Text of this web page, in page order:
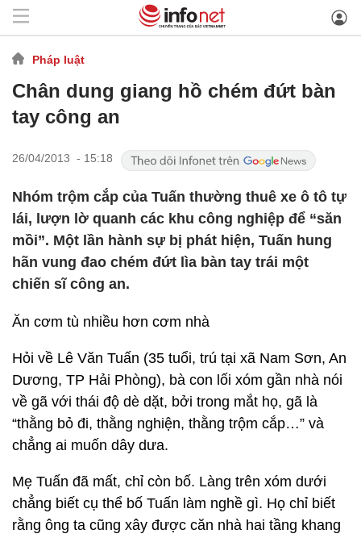
Pháp luật
Chân dung giang hồ chém đứt bàn
tay công an
26/04/2013 - 15:18
Nhóm trộm cắp của Tuấn thường thuê xe ô tô tự
lái, lượn lờ quanh các khu công nghiệp để “săn
mồi”. Một lần hành sự bị phát hiện, Tuấn hung
hãn vung đao chém đứt lìa bàn tay trái một
chiến sĩ công an.
Ăn cơm tù nhiều hơn cơm nhà
Hỏi về Lê Văn Tuấn (35 tuổi, trú tại xã Nam Sơn, An
Dương, TP Hải Phòng), bà con lối xóm gần nhà nói
về gã với thái độ dè dặt, bởi trong mắt họ, gã là
“thằng bỏ đi, thằng nghiện, thằng trộm cắp…” và
chẳng ai muốn dây dưa.
Mẹ Tuấn đã mất, chỉ còn bố. Làng trên xóm dưới
chẳng biết cụ thể bố Tuấn làm nghề gì. Họ chỉ biết
rằng ông ta cũng xây được căn nhà hai tầng khang